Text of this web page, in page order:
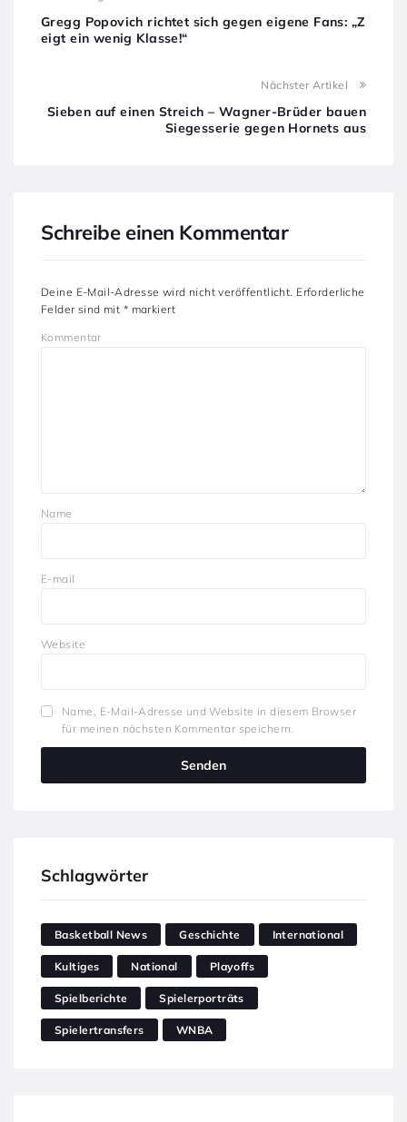
Gregg Popovich richtet sich gegen eigene Fans: „Z
eigt ein wenig Klasse!“
Nächster Artikel
Sieben auf einen Streich – Wagner-Brüder bauen
Siegesserie gegen Hornets aus
Schreibe einen Kommentar
Deine E-Mail-Adresse wird nicht veröffentlicht. Erforderliche
Felder sind mit * markiert
Kommentar
Name
E-mail
Website
Name, E-Mail-Adresse und Website in diesem Browser
für meinen nächsten Kommentar speichern.
Schlagwörter
Basketball News Geschichte International
Kultiges National Playoffs
Spielberichte Spielerporträts
Spielertransfers WNBA